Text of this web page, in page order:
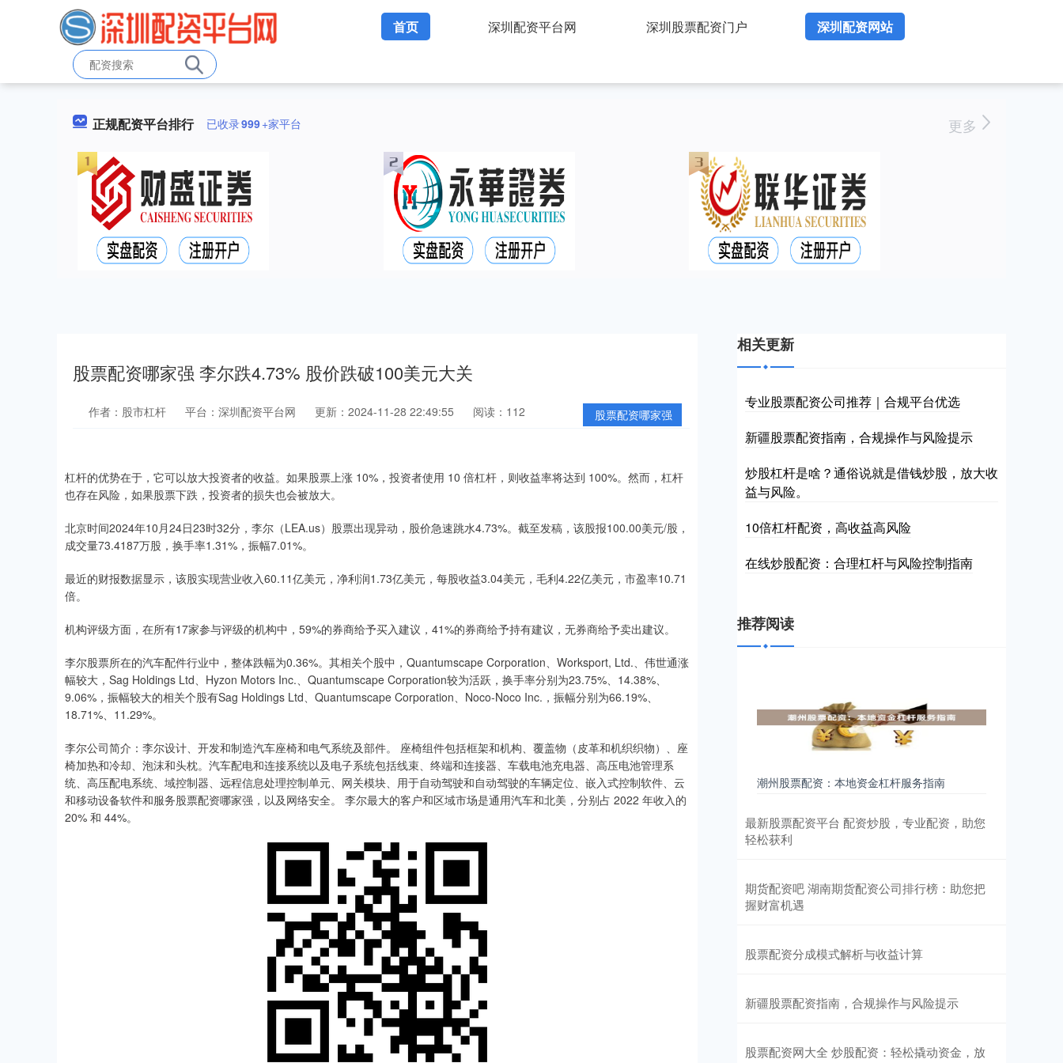
首页 深圳配资平台网 深圳股票配资门户 深圳配资网站
正规配资平台排行 已收录999+家平台 更多
股票配资哪家强 李尔跌4.73% 股价跌破100美元大关
股票配资哪家强
作者：股市杠杆 平台：深圳配资平台网 更新：2024-11-28 22:49:55 阅读：112
杠杆的优势在于，它可以放大投资者的收益。如果股票上涨 10%，投资者使用 10 倍杠杆，则收益率将达到 100%。然而，杠杆
也存在风险，如果股票下跌，投资者的损失也会被放大。
北京时间2024年10月24日23时32分，李尔（LEA.us）股票出现异动，股价急速跳水4.73%。截至发稿，该股报100.00美元/股，
成交量73.4187万股，换手率1.31%，振幅7.01%。
最近的财报数据显示，该股实现营业收入60.11亿美元，净利润1.73亿美元，每股收益3.04美元，毛利4.22亿美元，市盈率10.71
倍。
机构评级方面，在所有17家参与评级的机构中，59%的券商给予买入建议，41%的券商给予持有建议，无券商给予卖出建议。
李尔股票所在的汽车配件行业中，整体跌幅为0.36%。其相关个股中，Quantumscape Corporation、Worksport, Ltd.、伟世通涨
幅较大，Sag Holdings Ltd、Hyzon Motors Inc.、Quantumscape Corporation较为活跃，换手率分别为23.75%、14.38%、
9.06%，振幅较大的相关个股有Sag Holdings Ltd、Quantumscape Corporation、Noco-Noco Inc.，振幅分别为66.19%、
18.71%、11.29%。
李尔公司简介：李尔设计、开发和制造汽车座椅和电气系统及部件。 座椅组件包括框架和机构、覆盖物（皮革和机织织物）、座
椅加热和冷却、泡沫和头枕。汽车配电和连接系统以及电子系统包括线束、终端和连接器、车载电池充电器、高压电池管理系
统、高压配电系统、域控制器、远程信息处理控制单元、网关模块、用于自动驾驶和自动驾驶的车辆定位、嵌入式控制软件、云
和移动设备软件和服务股票配资哪家强，以及网络安全。 李尔最大的客户和区域市场是通用汽车和北美，分别占 2022 年收入的
20% 和 44%。
相关更新
专业股票配资公司推荐｜合规平台优选
新疆股票配资指南，合规操作与风险提示
炒股杠杆是啥？通俗说就是借钱炒股，放大收
益与风险。
10倍杠杆配资，高收益高风险
在线炒股配资：合理杠杆与风险控制指南
推荐阅读
潮州股票配资：本地资金杠杆服务指南
最新股票配资平台 配资炒股，专业配资，助您
轻松获利
期货配资吧 湖南期货配资公司排行榜：助您把
握财富机遇
股票配资分成模式解析与收益计算
新疆股票配资指南，合规操作与风险提示
股票配资网大全 炒股配资：轻松撬动资金，放